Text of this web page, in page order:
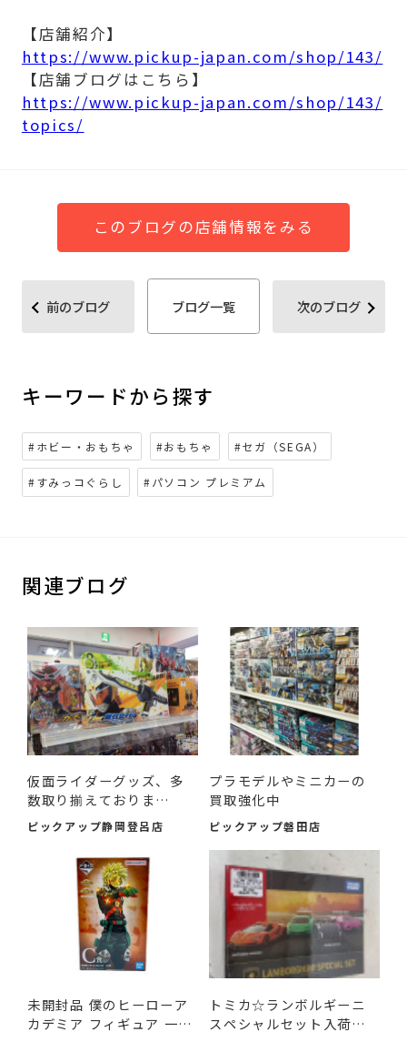
【店舗紹介】
https://www.pickup-japan.com/shop/143/
【店舗ブログはこちら】
https://www.pickup-japan.com/shop/143/
topics/
このブログの店舗情報をみる
前のブログ ブログ一覧 次のブログ
キーワードから探す
#ホビー・おもちゃ #おもちゃ #セガ（SEGA）
#すみっコぐらし #パソコン プレミアム
関連ブログ
仮面ライダーグッズ、多
数取り揃えておりま
す！！
ピックアップ静岡登呂店
プラモデルやミニカーの
買取強化中
ピックアップ磐田店
未開封品 僕のヒーローア
カデミア フィギュア 一
トミカ☆ランボルギーニ
スペシャルセット入荷し